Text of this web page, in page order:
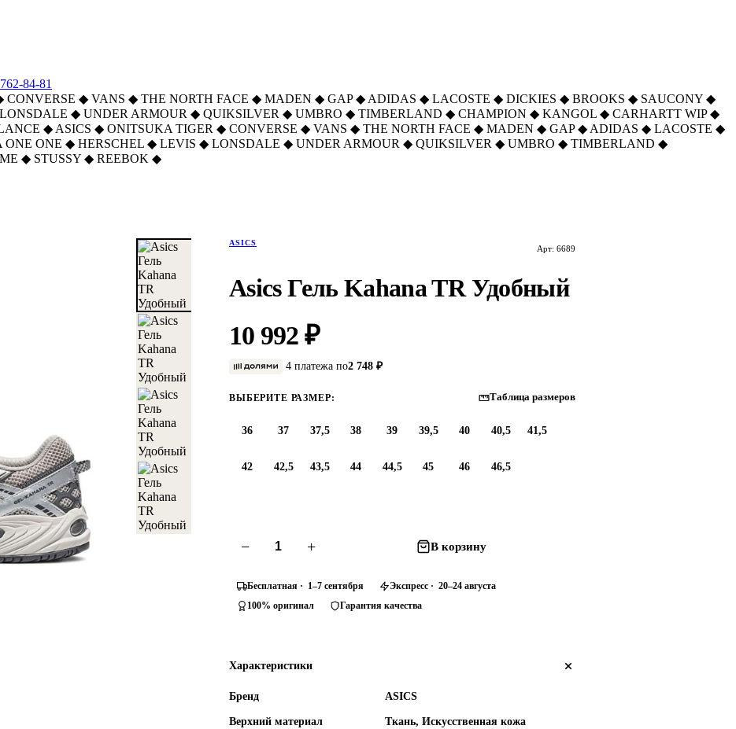
84-81
CONVERSE ◆ VANS ◆ THE NORTH FACE ◆ MADEN ◆ GAP ◆ ADIDAS ◆ LACOSTE ◆ DICKIES ◆ BROOKS ◆ SAUCONY ◆
LONSDALE ◆ UNDER ARMOUR ◆ QUIKSILVER ◆ UMBRO ◆ TIMBERLAND ◆ CHAMPION ◆ KANGOL ◆ CARHARTT WIP ◆
◆ ASICS ◆ ONITSUKA TIGER ◆ CONVERSE ◆ VANS ◆ THE NORTH FACE ◆ MADEN ◆ GAP ◆ ADIDAS ◆ LACOSTE ◆
ONE ONE ◆ HERSCHEL ◆ LEVIS ◆ LONSDALE ◆ UNDER ARMOUR ◆ QUIKSILVER ◆ UMBRO ◆ TIMBERLAND ◆
◆ STUSSY ◆ REEBOK ◆
ASICS
Арт: 6689
Asics Гель Kahana TR Удобный
10 992 ₽
4 платежа по2 748 ₽
ВЫБЕРИТЕ РАЗМЕР: Таблица размеров
36 37 37,5 38 39 39,5 40 40,5 41,5
42 42,5 43,5 44 44,5 45 46 46,5
− + В корзину
Бесплатная · 1–7 сентября
Экспресс · 20–24 августа
100% оригинал
Гарантия качества
Характеристики
Бренд ASICS
Верхний материал Ткань, Искусственная кожа